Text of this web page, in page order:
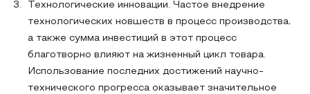
Технологические инновации. Частое внедрение
технологических новшеств в процесс производства,
а также сумма инвестиций в этот процесс
благотворно влияют на жизненный цикл товара.
Использование последних достижений научно-
технического прогресса оказывает значительное